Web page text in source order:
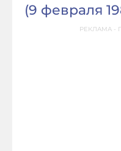
(9 февраля
РЕКЛАМА -